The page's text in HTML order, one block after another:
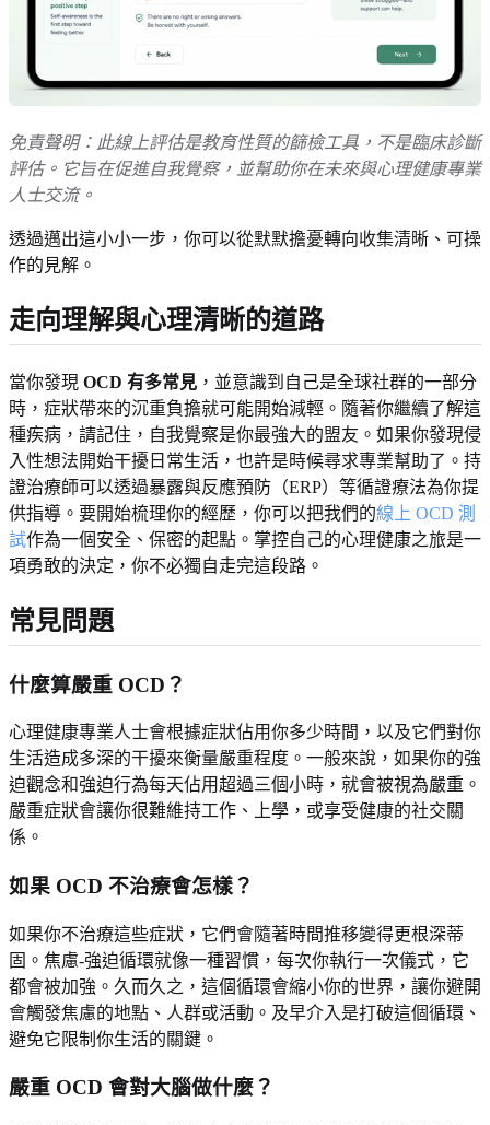
免責聲明：此線上評估是教育性質的篩檢工具，不是臨床診斷
評估。它旨在促進自我覺察，並幫助你在未來與心理健康專業
人士交流。
透過邁出這小小一步，你可以從默默擔憂轉向收集清晰、可操
作的見解。
走向理解與心理清晰的道路
當你發現 OCD 有多常見 ，並意識到自己是全球社群的一部分
時，症狀帶來的沉重負擔就可能開始減輕。隨著你繼續了解這
種疾病，請記住，自我覺察是你最強大的盟友。如果你發現侵
入性想法開始干擾日常生活，也許是時候尋求專業幫助了。持
證治療師可以透過暴露與反應預防（ERP）等循證療法為你提
供指導。要開始梳理你的經歷，你可以把我們的線上 OCD 測
試作為一個安全、保密的起點。掌控自己的心理健康之旅是一
項勇敢的決定，你不必獨自走完這段路。
常見問題
什麼算嚴重 OCD？
心理健康專業人士會根據症狀佔用你多少時間，以及它們對你
生活造成多深的干擾來衡量嚴重程度。一般來說，如果你的強
迫觀念和強迫行為每天佔用超過三個小時，就會被視為嚴重。
嚴重症狀會讓你很難維持工作、上學，或享受健康的社交關
係。
如果 OCD 不治療會怎樣？
如果你不治療這些症狀，它們會隨著時間推移變得更根深蒂
固。焦慮-強迫循環就像一種習慣，每次你執行一次儀式，它
都會被加強。久而久之，這個循環會縮小你的世界，讓你避開
會觸發焦慮的地點、人群或活動。及早介入是打破這個循環、
避免它限制你生活的關鍵。
嚴重 OCD 會對大腦做什麼？